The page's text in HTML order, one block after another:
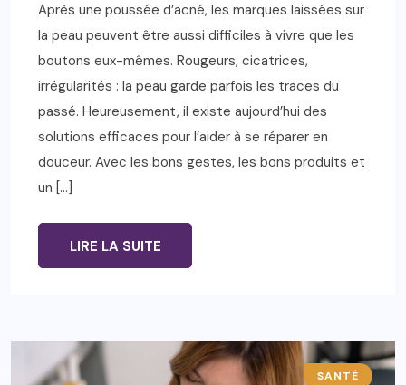
Après une poussée d’acné, les marques laissées sur
la peau peuvent être aussi difficiles à vivre que les
boutons eux-mêmes. Rougeurs, cicatrices,
irrégularités : la peau garde parfois les traces du
passé. Heureusement, il existe aujourd’hui des
solutions efficaces pour l’aider à se réparer en
douceur. Avec les bons gestes, les bons produits et
un […]
LIRE LA SUITE
SANTÉ